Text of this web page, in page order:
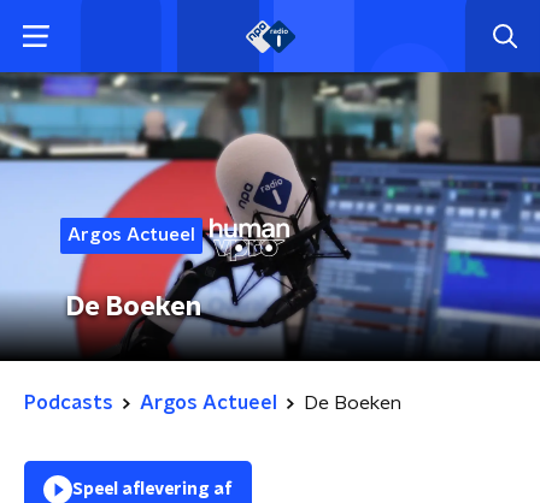
Argos Actueel
De Boeken
Podcasts Argos Actueel De Boeken
Speel aflevering af